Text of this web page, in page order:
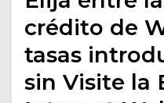
crédito de
tasas
sin Visite la